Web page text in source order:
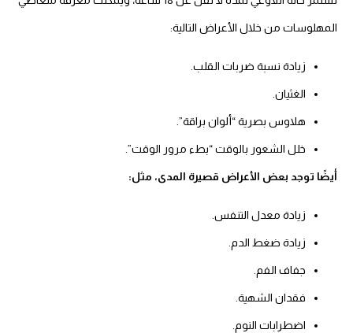
المهلوسات من خلال الأعراض التالية:
زيادة نسبة ضربات القلب.
الغثيان.
هلاوس بصرية “ألوان براقة”.
خلل الشعور بالوقت “بطء مرور الوقت”.
أيضًا توجد بعض الأعراض قصيرة المدى، مثل:
زيادة معدل التنفس.
زيادة ضغط الدم.
جفاف الفم.
فقدان الشهية.
اضطرابات النوم.